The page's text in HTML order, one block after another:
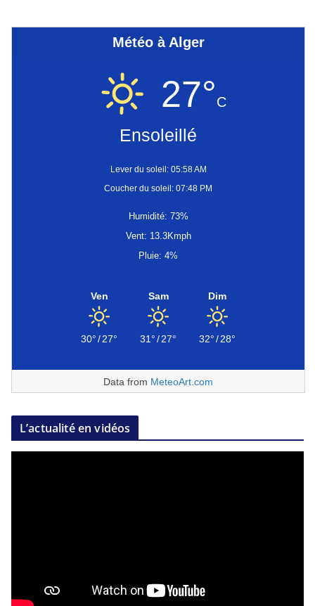
Météo à Alger
27°C
Ensoleillé
Lever du soleil: 05:58 AM
Coucher du soleil: 07:48 PM
Humidité: 73%
Vent: 13.3Kmph
Pluie: 4%
Ven
30°/27°
Sam
31°/27°
Dim
32°/28°
Data from MeteoArt.com
L’actualité en vidéos